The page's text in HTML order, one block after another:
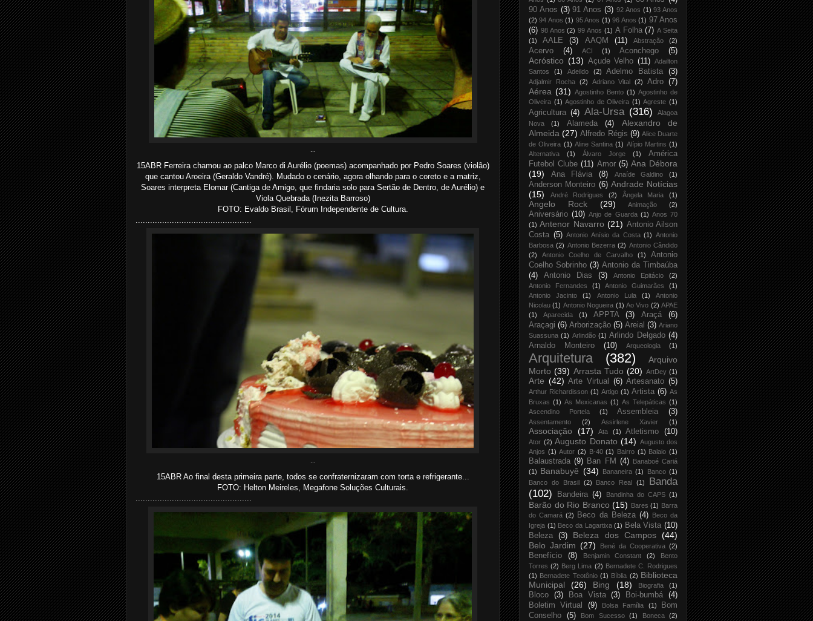
15ABR Ferreira chamou ao palco Marco di Aurélio (poemas) acompanhado por Pedro Soares (violão)
que cantou Aroeira (Geraldo Vandré). Mudado o cenário, agora olhando para o coreto e a matriz,
Soares interpreta Elomar (Cantiga de Amigo, que findaria solo para Sertão de Dentro, de Aurélio) e
Viola Quebrada (Inezita Barroso)
FOTO: Evaldo Brasil, Fórum Independente de Cultura.
................................................
...
15ABR Ao final desta primeira parte, todos se confraternizaram com torta e refrigerante...
FOTO: Helton Meireles, Megafone Soluções Culturais.
90 Anos (3) 91 Anos (3) 92 Anos (1) 93 Anos
(2) 94 Anos (1) 95 Anos (1) 96 Anos (1) 97 Anos
(6) 98 Anos (2) 99 Anos (1) A Folha (7) A Seita
(1)
AALE (3) AAQM (11) Abstração (2)
Acervo (4) ACI (1) Aconchego (5)
Acróstico (13) Açude Velho (11) Adailton
Santos
(1) Adeildo (2) Adelmo Batista (3)
Adjalmir Rocha (2) Adriano Vital (2) Adro (7)
Aérea (31) Agostinho Bento (1) Agostinho de
Oliveira (1) Agostinho de Oliveira (1) Agreste (1)
Agricultura (4) Ala-Ursa (316)
Alagoa
Nova
(1) Alameda (4)
Alexandro de
Almeida (27) Alfredo Régis (9) Alice Duarte
de Oliveira (1) Aline Santina (1) Alípio Martins (1)
Alternativa
(1) Álvaro Jorge (1)
América
Futebol Clube (11) Amor (5) Ana Débora
(19)
Ana Flávia (8) Anaíde Galdino (1)
Anderson Monteiro (6) Andrade Notícias
(15)
André Rodrigues (2) Ângela Maria (1)
Angelo Rock (29) Animação (2)
Aniversário (10) Anjo de Guarda (1) Anos 70
(1) Antenor Navarro (21) Antonio Ailson
Costa (5) Antonio Anísio da Costa (1) Antonio
Barbosa (2) Antonio Bezerra (2) Antonio Cândido
(2)
Antonio Coelho de Carvalho (1)
Antonio
Coelho Sobrinho (3) Antonio da Timbaúba
(4)
Antonio Dias (3) Antonio Epitácio
(2)
Antonio Fernandes
(1) Antonio Guimarães
(1)
Antonio Jacinto
(1) Antonio Lula (1)
Antonio
Nicolau (1) Antonio Nogueira (1) Ao Vivo (2) APAE
(1)
Aparecida (1) APPTA (3) Araçá
(6)
Araçagi (6) Arborização (5) Areial (3) Ariano
Suassuna (1) Arlindão (1) Arlindo Delgado (4)
Arnaldo Monteiro
(10) Arqueologia (1)
Arquitetura (382)
Arquivo
Morto (39) Arrasta Tudo (20) ArtDey (1)
Arte (42) Arte Virtual (6) Artesanato (5)
Arthur Richardisson (1) Artigo (1) Artista (6) As
Bruxas (1) As Mexicanas (1) As Telepáticas (1)
Ascendino Portela
(1) Assembleia (3)
Assentamento (2) Assirlene Xavier (1)
Associação (17) Ata (1) Atletismo (10)
Ator (2) Augusto Donato (14) Augusto dos
Anjos (1) Autor (2) B-40 (1) Bairro (1) Balaio (1)
Balaustrada (9) Ban FM (4)
Banaboé Cariá
(1) Banabuyê (34) Bananeira (1) Banco (1)
Banco do Brasil
(2) Banco Real (1)
Banda
(102)
Bandeira (4) Bandinha do CAPS (1)
Barão do Rio Branco (15) Bares (1) Barra
do Camará (2) Beco da Beleza (4)
Beco da
Igreja (1) Beco da Lagartixa (1) Bela Vista (10)
Beleza
(3) Beleza dos Campos (44)
Belo Jardim (27) Bené da Cooperativa (2)
Benefício (8) Benjamin Constant (2)
Bento
Torres (2) Berg Lima (2) Bernadete C. Rodrigues
(1) Bernadete Teotônio (1) Bíblia (2) Biblioteca
Municipal
(26) Bing (18) Biografia (1)
Bloco (3) Boa Vista (3) Boi-bumbá
(4)
Boletim Virtual
(9) Bolsa Família (1)
Bom
Conselho
(5) Bom Sucesso (1) Boneca (2)